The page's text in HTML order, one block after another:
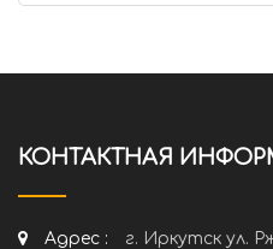
КОНТАКТНАЯ
Адрес :
г. Иркутск ул.